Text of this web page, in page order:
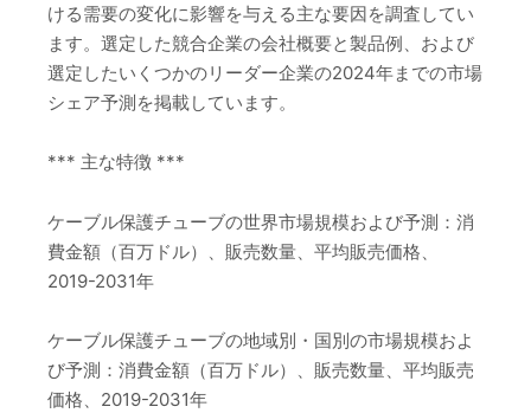
ける需要の変化に影響を与える主な要因を調査してい
ます。選定した競合企業の会社概要と製品例、および
選定したいくつかのリーダー企業の2024年までの市場
シェア予測を掲載しています。
*** 主な特徴 ***
ケーブル保護チューブの世界市場規模および予測：消
費金額（百万ドル）、販売数量、平均販売価格、
2019-2031年
ケーブル保護チューブの地域別・国別の市場規模およ
び予測：消費金額（百万ドル）、販売数量、平均販売
価格、2019-2031年